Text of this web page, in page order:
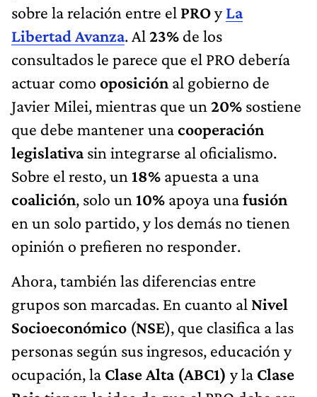
sobre la relación entre el PROyLa
Libertad Avanza. Al 23% de los
consultados le parece que el PRO debería
actuar como oposición al gobierno de
Javier Milei, mientras que un 20% sostiene
que debe mantener unacooperación
legislativasin integrarse al oficialismo.
Sobre el resto, un 18% apuesta a una
coalición, solo un 10% apoya unafusión
en un solo partido, y los demás no tienen
opinión o prefieren no responder.
Ahora, también las diferencias entre
grupos son marcadas. En cuanto al Nivel
Socioeconómico (NSE), que clasifica a las
personas según sus ingresos, educación y
ocupación, la Clase Alta (ABC1) y la Clase